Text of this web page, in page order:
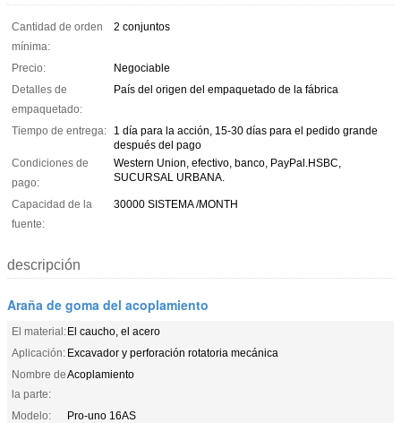
Cantidad de orden
mínima:
2 conjuntos
Precio:
Negociable
Detalles de
empaquetado:
País del origen del empaquetado de la fábrica
Tiempo de entrega:
1 día para la acción, 15-30 días para el pedido grande
después del pago
Condiciones de
pago:
Western Union, efectivo, banco, PayPal.HSBC,
SUCURSAL URBANA.
Capacidad de la
fuente:
30000 SISTEMA /MONTH
descripción
Araña de goma del acoplamiento
El material:El caucho, el acero
Aplicación: Excavador y perforación rotatoria mecánica
Nombre de
la parte:
Acoplamiento
Modelo:
Pro-uno 16AS